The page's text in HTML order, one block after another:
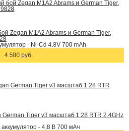
Zegan M1A2 Abrams и German Tiger,
- Ni-Cd 4.8V 700 mAh
4 580 руб.
Tiger v3 масштаб 1:28 RTR 2.4GHz
- 4,8 В 700 мАч